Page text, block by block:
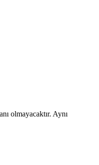
olmayacaktır. Aynı